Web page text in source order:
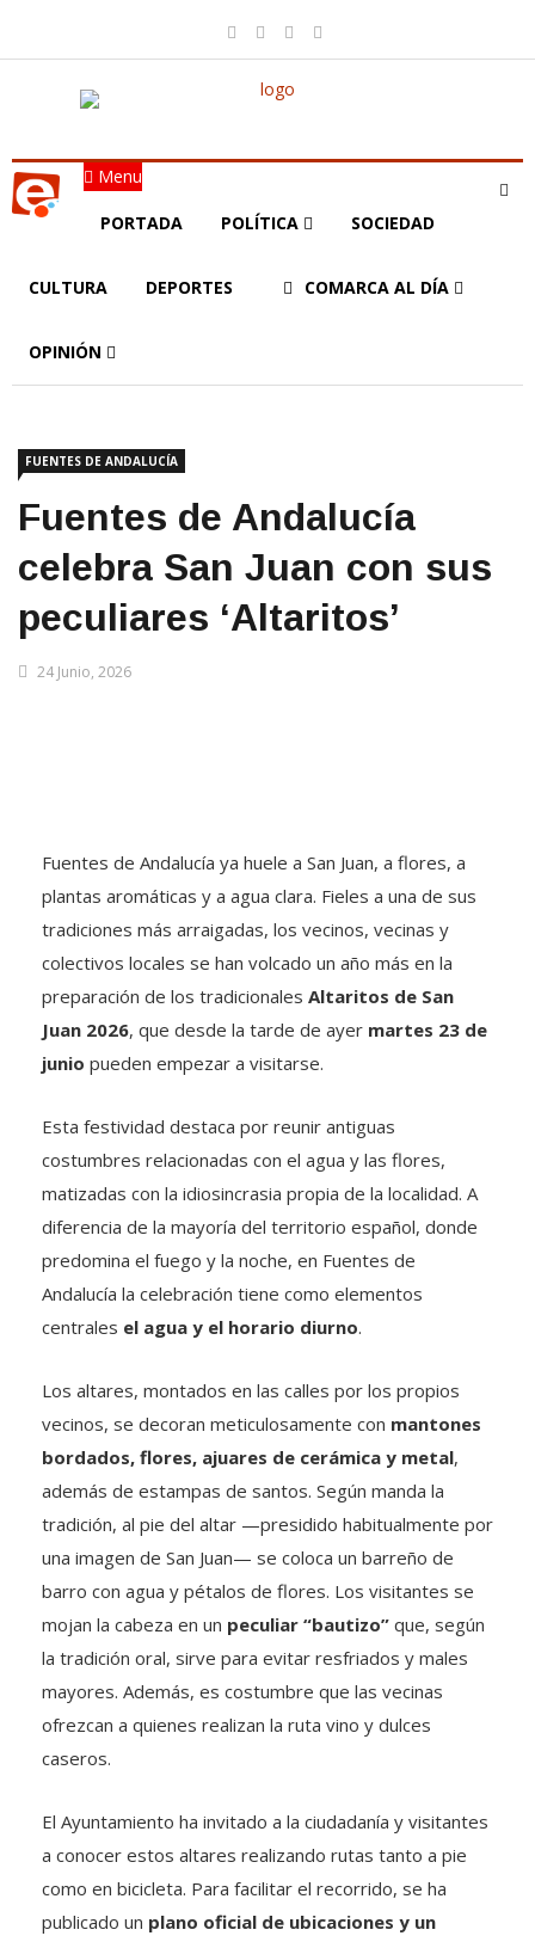
Menu
PORTADA POLÍTICA SOCIEDAD
CULTURA DEPORTES COMARCA AL DÍA
OPINIÓN
FUENTES DE ANDALUCÍA
Fuentes de Andalucía
celebra San Juan con sus
peculiares ‘Altaritos’
24 Junio, 2026
Fuentes de Andalucía ya huele a San Juan, a flores, a
plantas aromáticas y a agua clara. Fieles a una de sus
tradiciones más arraigadas, los vecinos, vecinas y
colectivos locales se han volcado un año más en la
preparación de los tradicionales Altaritos de San
Juan 2026, que desde la tarde de ayer martes 23 de
junio pueden empezar a visitarse.
Esta festividad destaca por reunir antiguas
costumbres relacionadas con el agua y las flores,
matizadas con la idiosincrasia propia de la localidad. A
diferencia de la mayoría del territorio español, donde
predomina el fuego y la noche, en Fuentes de
Andalucía la celebración tiene como elementos
centrales el agua y el horario diurno.
Los altares, montados en las calles por los propios
vecinos, se decoran meticulosamente con mantones
bordados, flores, ajuares de cerámica y metal,
además de estampas de santos. Según manda la
tradición, al pie del altar —presidido habitualmente por
una imagen de San Juan— se coloca un barreño de
barro con agua y pétalos de flores. Los visitantes se
mojan la cabeza en un peculiar “bautizo” que, según
la tradición oral, sirve para evitar resfriados y males
mayores. Además, es costumbre que las vecinas
ofrezcan a quienes realizan la ruta vino y dulces
caseros.
El Ayuntamiento ha invitado a la ciudadanía y visitantes
a conocer estos altares realizando rutas tanto a pie
como en bicicleta. Para facilitar el recorrido, se ha
publicado un plano oficial de ubicaciones y un